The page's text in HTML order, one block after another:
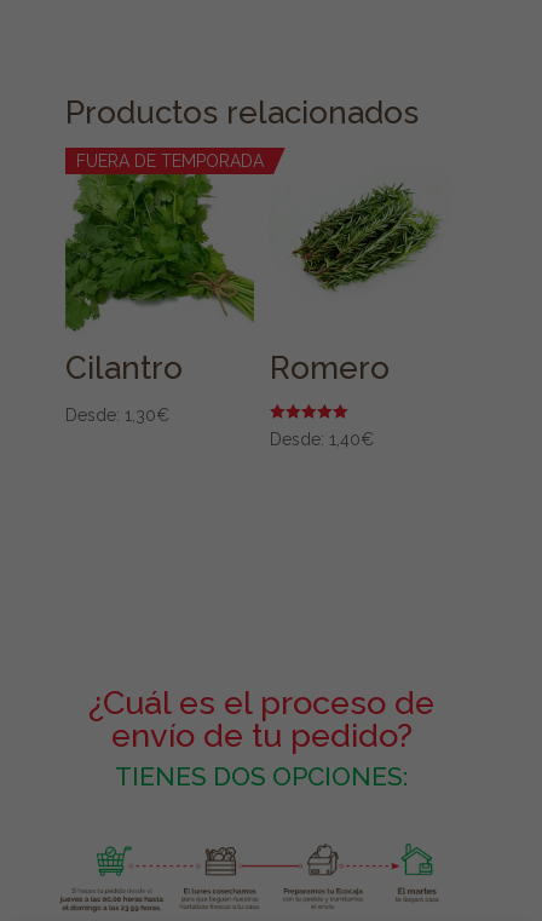
Productos relacionados
FUERA DE TEMPORADA
Cilantro
Desde: 1,30€
Romero
Valorado en
5.00
Desde: 1,40€
¿Cuál es el proceso de
envío de tu pedido?
TIENES DOS OPCIONES: